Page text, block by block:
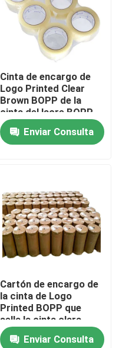
Cinta de encargo de
Logo Printed Clear
Brown BOPP de la
cinta del lacre BOPP
del cartón que embala
Enviar Consulta
Cartón de encargo de
la cinta de Logo
Printed BOPP que
sella la cinta clara
Rolls enorme de BOPP
Enviar Consulta